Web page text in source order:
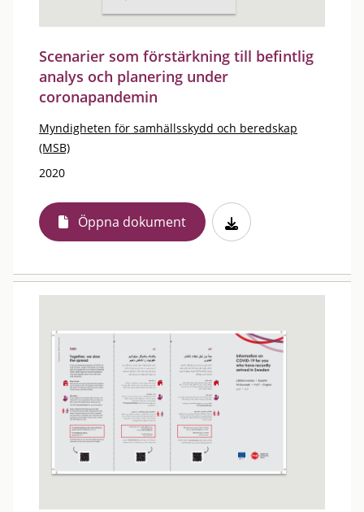
Scenarier som förstärkning till befintlig
analys och planering under
coronapandemin
Myndigheten för samhällsskydd och beredskap
(MSB)
2020
Öppna dokument